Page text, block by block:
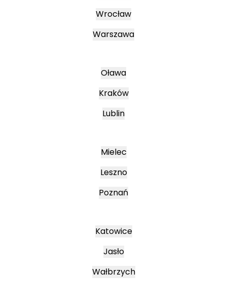
Wrocław
Warszawa
Oława
Kraków
Lublin
Mielec
Leszno
Poznań
Katowice
Jasło
Wałbrzych